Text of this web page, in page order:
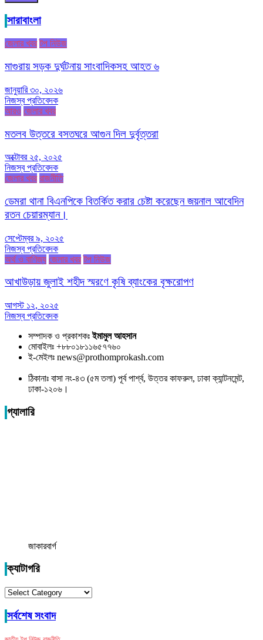
সারাবাংলা
জেলার খবর টপ নিউজ
মাগুরায় সড়ক দুর্ঘটনায় সাংবাদিকসহ আহত ৬
জানুয়ারি ৩০, ২০২৬
নিজস্ব প্রতিবেদক
আরও জেলার খবর
মতলব উত্তরে বসতঘরে আগুন দিল দুর্বৃত্তরা
অক্টোবর ২৫, ২০২৫
নিজস্ব প্রতিবেদক
জেলার খবর রাজনীতি
ডেমরা থানা বিএনপিকে বিতর্কিত করার চেষ্টা করেছেন জয়নাল আবেদিন
রতন চেয়ারম্যান।
সেপ্টেম্বর ৯, ২০২৫
নিজস্ব প্রতিবেদক
অর্থ ও বাণিজ্য জেলার খবর টপ নিউজ
আখাউড়ায় জুলাই শহীদ স্মরণে কৃষি ব্যাংকের বৃক্ষরোপণ
আগস্ট ১২, ২০২৫
নিজস্ব প্রতিবেদক
সম্পাদক ও প্রকাশকঃইমামুল আহসান
মোবাইলঃ +৮৮০১৮১১৬৫৭৭৬০
ই-মেইলঃ news@prothomprokash.com
ঠিকানাঃ বাসা নং-৪৩ (৫ম তলা) পূর্ব পার্শ্ব, উত্তর কাফরুল, ঢাকা ক্যান্টনমেন্ট,
ঢাকা-১২০৬।
গ্যালারি
জাকারবার্গ
ক্যাটাগরি
ক্যাটাগরি
সর্বশেষ সংবাদ